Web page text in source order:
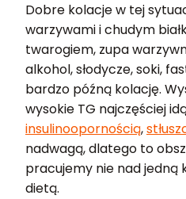
Dobre kolacje w tej
warzywami i chudym
twarogiem, zupa
alkohol, słodycze, soki,
bardzo późną kolację.
wysokie TG najczęściej
insulinoopornością,
nadwagą, dlatego to
pracujemy nie nad jedną
dietą.